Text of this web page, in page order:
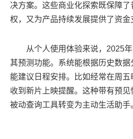
决方案。这些商业化探索既保障了
权，又为产品持续发展提供了资金
从个人使用体验来说，2025
其预测功能。系统能根据历史数
能建议日程安排。比如经常在周
收到新片上映提醒。这种带有预
被动查询工具转变为主动生活助手